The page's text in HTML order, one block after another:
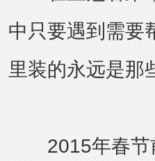
中只要遇到需要
里装的永远是那
2015年春节